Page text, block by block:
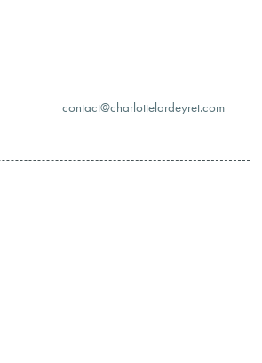
moc.teryedralettolrahc@tcatnoc